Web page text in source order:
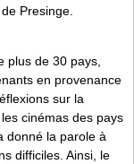
Presinge.
plus de 30 pays,
en provenance
sur la
cinémas des pays
donné la parole à
difficiles. Ainsi, le